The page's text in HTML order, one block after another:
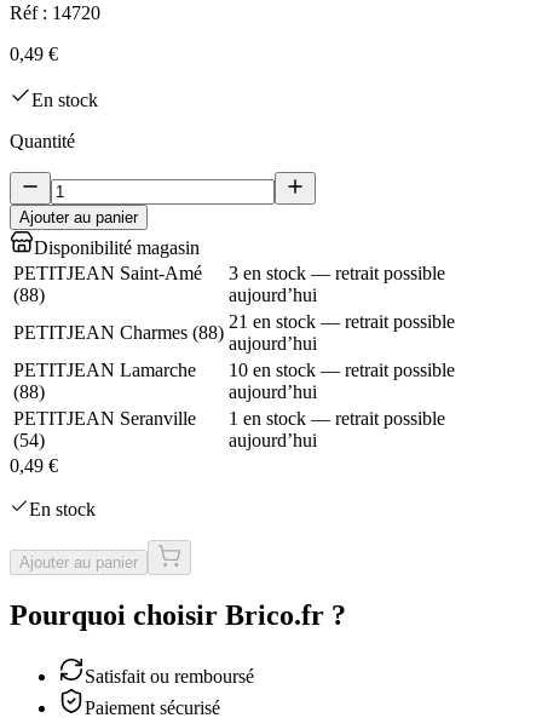
Réf : 14720
0,49 €
En stock
Quantité
Ajouter au panier
Disponibilité magasin
PETITJEAN Saint-Amé
(88)
3 en stock — retrait possible
aujourd’hui
PETITJEAN Charmes (88)
21 en stock — retrait possible
aujourd’hui
PETITJEAN Lamarche
(88)
10 en stock — retrait possible
aujourd’hui
PETITJEAN Seranville
(54)
1 en stock — retrait possible
aujourd’hui
0,49 €
En stock
Ajouter au panier
Pourquoi choisir Brico.fr ?
Satisfait ou remboursé
Paiement sécurisé